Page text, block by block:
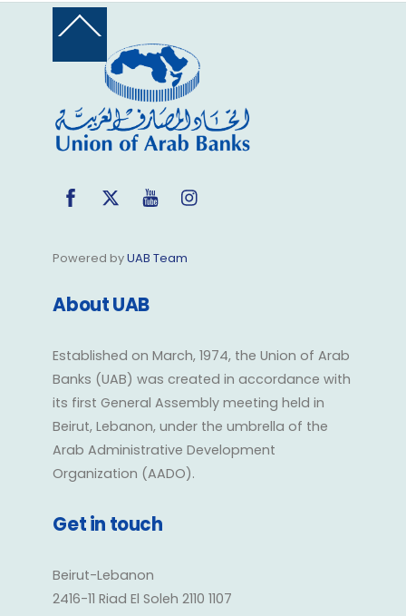
Back
Top
FacebookTwitter YouTube
Powered byUAB Team
About UAB
Established on March, 1974, the Union of Arab
Banks (UAB) was created in accordance with
its first General Assembly meeting held in
Beirut, Lebanon, under the umbrella of the
Arab Administrative Development
Organization (AADO).
Get in touch
Beirut-Lebanon
2416-11 Riad El Soleh 2110 1107